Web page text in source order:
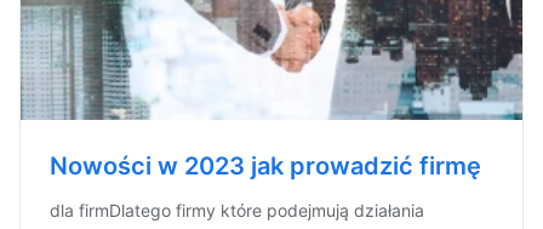
Nowości w 2023 jak prowadzić firmę
dla firmDlatego firmy które podejmują działania